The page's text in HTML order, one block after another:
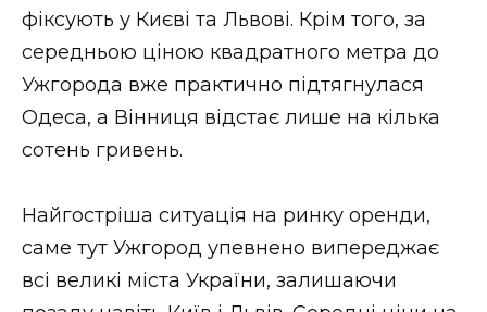
фіксують у Києві та Львові. Крім того, за
середньою ціною квадратного метра до
Ужгорода вже практично підтягнулася
Одеса, а Вінниця відстає лише на кілька
сотень гривень.
Найгостріша ситуація на ринку оренди,
саме тут Ужгород упевнено випереджає
всі великі міста України, залишаючи